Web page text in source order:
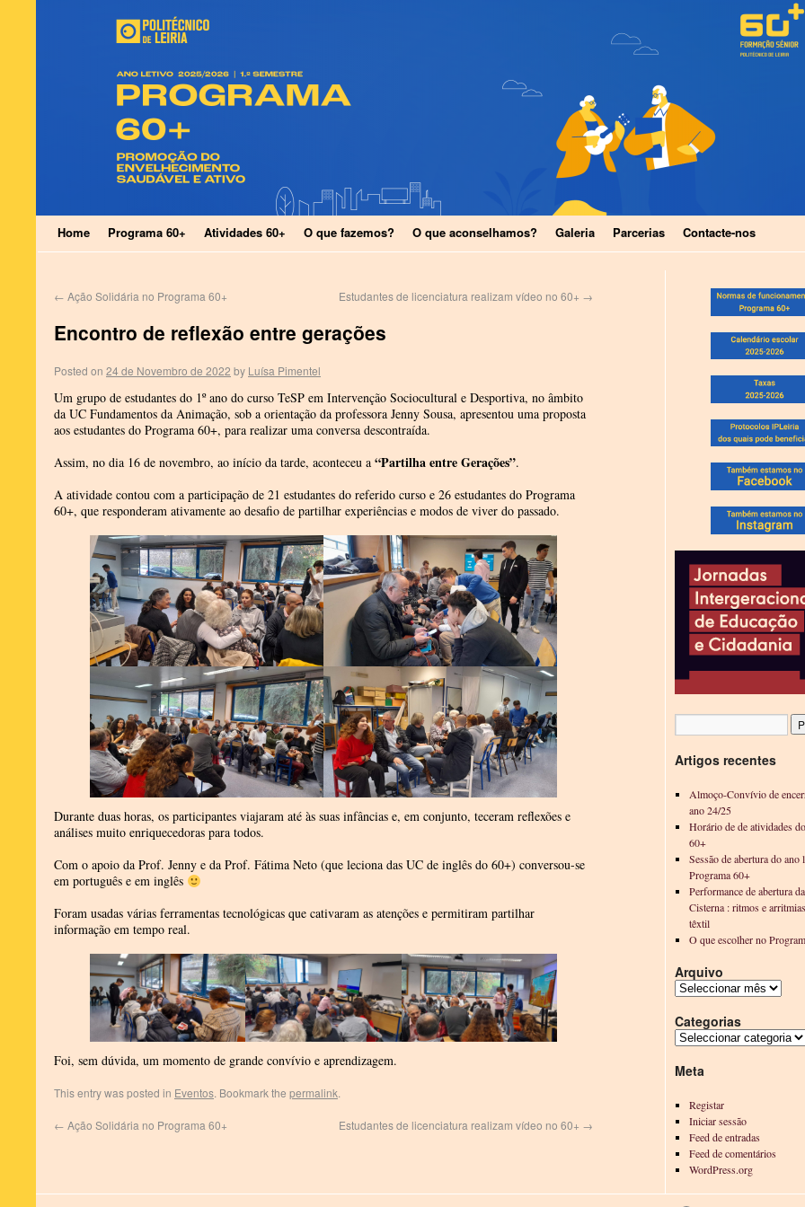
Home Programa 60+ Atividades 60+ O que fazemos? O que aconselhamos? Galeria Parcerias Contacte-nos
← Ação Solidária no Programa 60+ Estudantes de licenciatura realizam vídeo no 60+ →
Encontro de reflexão entre gerações
Posted on 24 de Novembro de 2022 by Luísa Pimentel
Um grupo de estudantes do 1º ano do curso TeSP em Intervenção Sociocultural e Desportiva, no âmbito
da UC Fundamentos da Animação, sob a orientação da professora Jenny Sousa, apresentou uma proposta
aos estudantes do Programa 60+, para realizar uma conversa descontraída.
Assim, no dia 16 de novembro, ao início da tarde, aconteceu a “Partilha entre Gerações”.
A atividade contou com a participação de 21 estudantes do referido curso e 26 estudantes do Programa
60+, que responderam ativamente ao desafio de partilhar experiências e modos de viver do passado.
Durante duas horas, os participantes viajaram até às suas infâncias e, em conjunto, teceram reflexões e
análises muito enriquecedoras para todos.
Com o apoio da Prof. Jenny e da Prof. Fátima Neto (que leciona das UC de inglês do 60+) conversou-se
em português e em inglês
Foram usadas várias ferramentas tecnológicas que cativaram as atenções e permitiram partilhar
informação em tempo real.
Foi, sem dúvida, um momento de grande convívio e aprendizagem.
This entry was posted in Eventos. Bookmark the permalink.
← Ação Solidária no Programa 60+ Estudantes de licenciatura realizam vídeo no 60+ →
Artigos recentes
Almoço-Convívio de
ano 24/25
Horário de de atividades
60+
Sessão de abertura do ano
Programa 60+
Performance de abertura
Cisterna : ritmos e
têxtil
O que escolher no
Arquivo
Categorias
Meta
Registar
Iniciar sessão
Feed de entradas
Feed de comentários
WordPress.org